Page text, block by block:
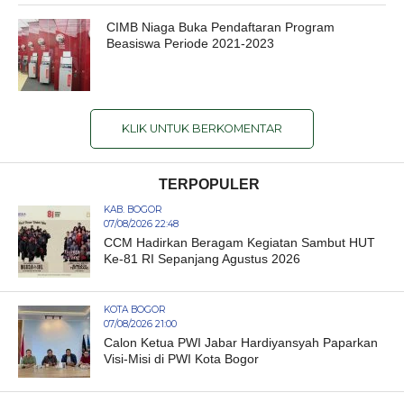
CIMB Niaga Buka Pendaftaran Program
Beasiswa Periode 2021-2023
KLIK UNTUK BERKOMENTAR
TERPOPULER
KAB. BOGOR
07/08/2026 22:48
CCM Hadirkan Beragam Kegiatan Sambut HUT
Ke-81 RI Sepanjang Agustus 2026
KOTA BOGOR
07/08/2026 21:00
Calon Ketua PWI Jabar Hardiyansyah Paparkan
Visi-Misi di PWI Kota Bogor